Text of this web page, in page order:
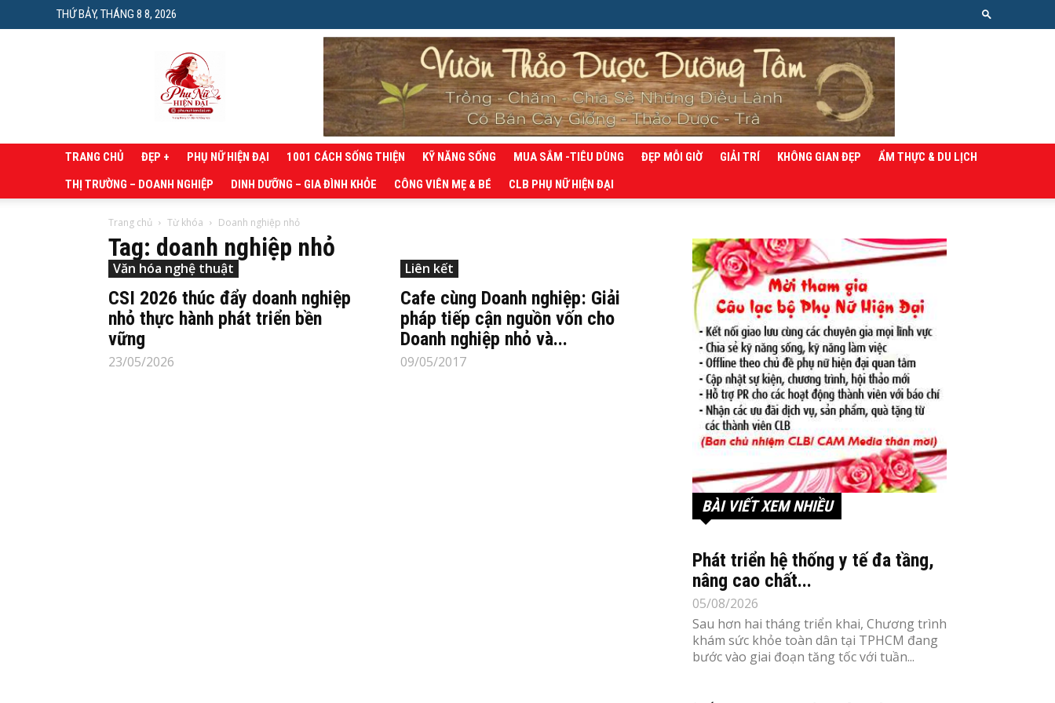
THỨ BẢY, THÁNG 8 8, 2026
Phụ
nữ
hiện
đại
TRANG CHỦ ĐẸP + PHỤ NỮ HIỆN ĐẠI 1001 CÁCH SỐNG THIỆN KỸ NĂNG SỐNG MUA SẮM -TIÊU DÙNG ĐẸP MỖI GIỜ GIẢI TRÍ KHÔNG GIAN ĐẸP
ẨM THỰC & DU LỊCH
THỊ TRƯỜNG – DOANH NGHIỆP
DINH DƯỠNG – GIA ĐÌNH KHỎE CÔNG VIÊN MẸ & BÉ CLB PHỤ NỮ HIỆN ĐẠI
Trang chủ Từ khóa Doanh nghiệp nhỏ
Tag: doanh nghiệp nhỏ
Văn hóa nghệ thuật
CSI 2026 thúc đẩy doanh nghiệp
nhỏ thực hành phát triển bền
vững
23/05/2026
Liên kết
Cafe cùng Doanh nghiệp: Giải
pháp tiếp cận nguồn vốn cho
Doanh nghiệp nhỏ và...
09/05/2017
BÀI VIẾT XEM NHIỀU
Phát triển hệ thống y tế đa tầng,
nâng cao chất...
05/08/2026
Sau hơn hai tháng triển khai, Chương trình
khám sức khỏe toàn dân tại TPHCM đang
bước vào giai đoạn tăng tốc với tuần...